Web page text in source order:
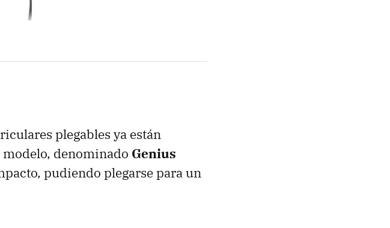
plegables ya están
denominado Genius
pudiendo plegarse para un